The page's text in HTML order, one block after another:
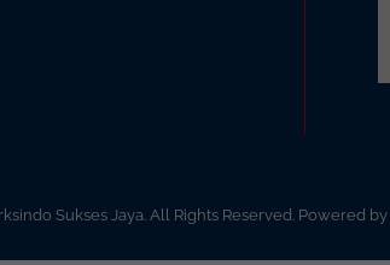
Sukses Jaya. All Rights Reserved. Powered by